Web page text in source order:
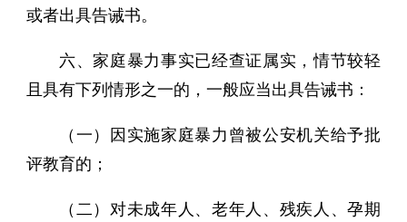
或者出具告诫书。
六、家庭暴力事实已经查证属实，情节较轻
且具有下列情形之一的，一般应当出具告诫书：
（一）因实施家庭暴力曾被公安机关给予批
评教育的；
（二）对未成年人、老年人、残疾人、孕期